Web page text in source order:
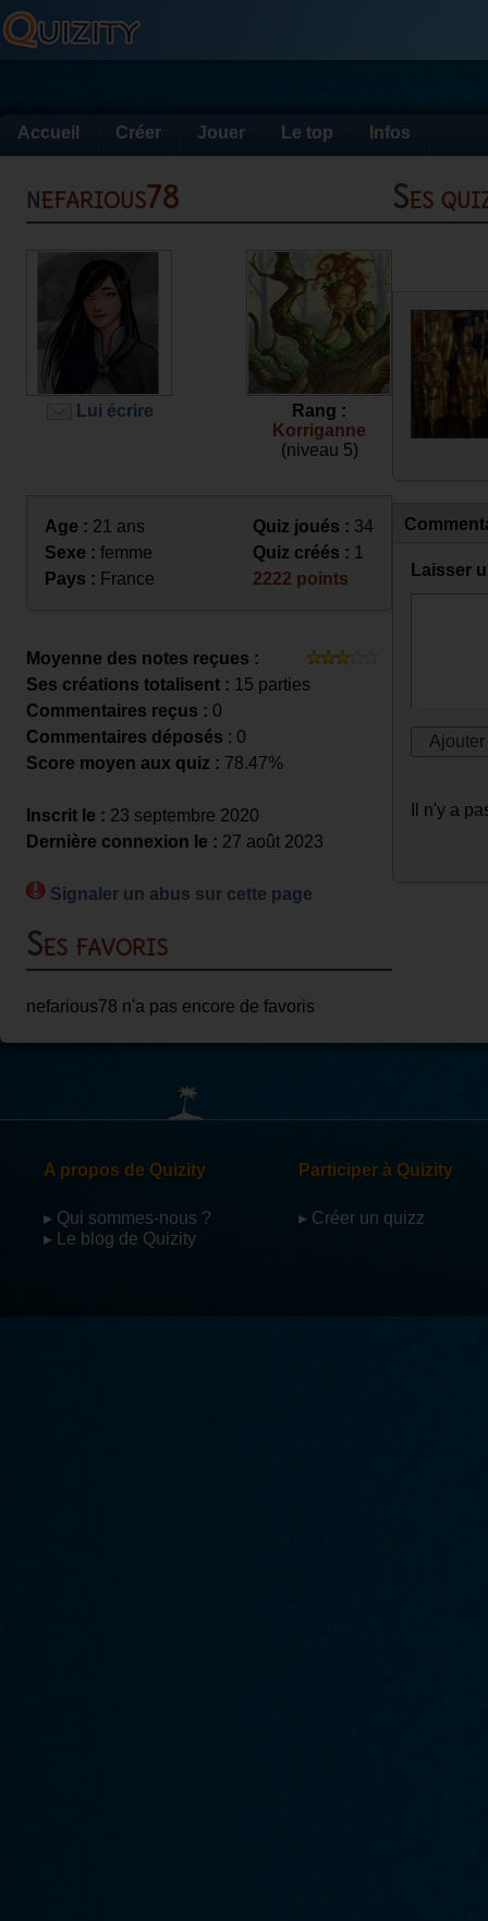
Accueil Créer Jouer Le top Infos
nefarious78
Lui écrire
Rang :
Korriganne
(niveau 5)
Age : 21 ans
Sexe : femme
Pays : France
Quiz joués : 34
Quiz créés : 1
2222 points
Moyenne des notes reçues :
Ses créations totalisent : 15 parties
Commentaires reçus : 0
Commentaires déposés : 0
Score moyen aux quiz : 78.47%
Inscrit le : 23 septembre 2020
Dernière connexion le : 27 août 2023
Signaler un abus sur cette page
Ses favoris
nefarious78 n'a pas encore de favoris
Ses
Laisser
Il n'y a
A propos de Quizity
▸ Qui sommes-nous ?
▸ Le blog de Quizity
Participer à Quizity
▸ Créer un quizz